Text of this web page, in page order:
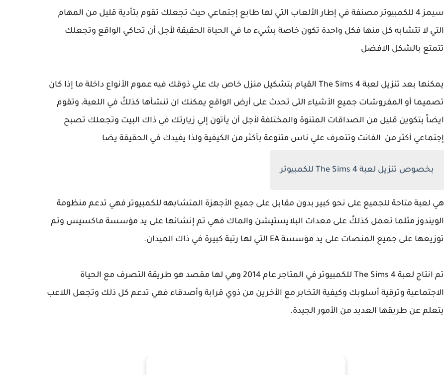
سيمز 4 للكمبيوتر مصنفة في إطار الألعاب التي لها طابع إجتماعي حيث تجعلك تقوم بتأدية قليل من المهام
التي لا تتشابه كل منها فكل واحدة تكون خاصة بشيء ما في الحياة الحقيقة لأجل أن تحاكي الواقع وتجعلك
تتمتع بالشكل الافضل
يمكنها بعد تنزيل لعبة
القيام بتشكيل منزل خاص بك علي ذوقك فيه عموم الأنواع داخلة ما إذا كان
تصميما أو المفروشات جميع الأشياء التى تحدث على أرض الواقع يمكنك ان تنشأها كذلكً في اللعبة، وتقوم
ايضاً بتكوين قليل من الصداقات المتنوة والمختلفة لأجل أن يأتون إلي زيارتك في ذاك البيت وتجعلك تصبح
إجتماعي أكثر من الفائت وتتعرف علي ناس متنوعة بأكثر من الكيفية ولذا يفيدك في الحقيقة يضا
بخصوص تنزيل لعبة للكمبيوتر
هي لعبة متاحة للجميع على نحو كبير بدون مقابل على جميع الأجهزة المتشابهه للكمبيوتر فهي تدعم منظومة
الويندوز مثلما تعمل كذلكً على معدات البلايستيشن والماك فهي تم إنشائها على يد مؤسسة ماكسيس وتم
توزيعها على جميع المنصات على يد مؤسسة
التي لها رتبة كبيرة في ذاك الميدان.
تم انتاج لعبة
للكمبيوتر في المتاجر عام 2014 وهي لها مقصد هو طريقة التصرف مع الحياة
الاجتماعية وترقية أسلوبك وكيفية التخابر مع الأخرين من ذوي قرابة وأصدقاء فهي تدعم كل ذلك وتجعل اللاعب
يتعلم عن طريقها العديد من الأمور الجيدة.